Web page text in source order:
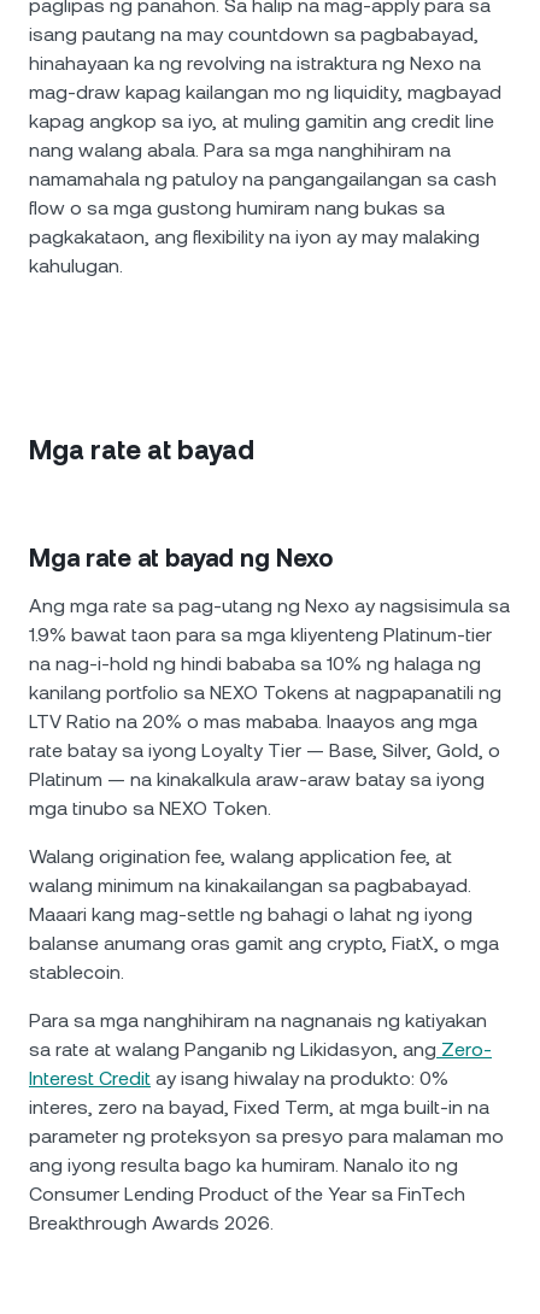
paglipas ng panahon. Sa halip na mag-apply para sa
isang pautang na may countdown sa pagbabayad,
hinahayaan ka ng revolving na istraktura ng Nexo na
mag-draw kapag kailangan mo ng liquidity, magbayad
kapag angkop sa iyo, at muling gamitin ang credit line
nang walang abala. Para sa mga nanghihiram na
namamahala ng patuloy na pangangailangan sa cash
flow o sa mga gustong humiram nang bukas sa
pagkakataon, ang flexibility na iyon ay may malaking
kahulugan.
Mga rate at bayad
Mga rate at bayad ng Nexo
Ang mga rate sa pag-utang ng Nexo ay nagsisimula sa
1.9% bawat taon para sa mga kliyenteng Platinum-tier
na nag-i-hold ng hindi bababa sa 10% ng halaga ng
kanilang portfolio sa NEXO Tokens at nagpapanatili ng
LTV Ratio na 20% o mas mababa. Inaayos ang mga
rate batay sa iyong Loyalty Tier — Base, Silver, Gold, o
Platinum — na kinakalkula araw-araw batay sa iyong
mga tinubo sa NEXO Token.
Walang origination fee, walang application fee, at
walang minimum na kinakailangan sa pagbabayad.
Maaari kang mag-settle ng bahagi o lahat ng iyong
balanse anumang oras gamit ang crypto, FiatX, o mga
stablecoin.
Para sa mga nanghihiram na nagnanais ng katiyakan
sa rate at walang Panganib ng Likidasyon, ang Zero-
Interest Credit ay isang hiwalay na produkto: 0%
interes, zero na bayad, Fixed Term, at mga built-in na
parameter ng proteksyon sa presyo para malaman mo
ang iyong resulta bago ka humiram. Nanalo ito ng
Consumer Lending Product of the Year sa FinTech
Breakthrough Awards 2026.